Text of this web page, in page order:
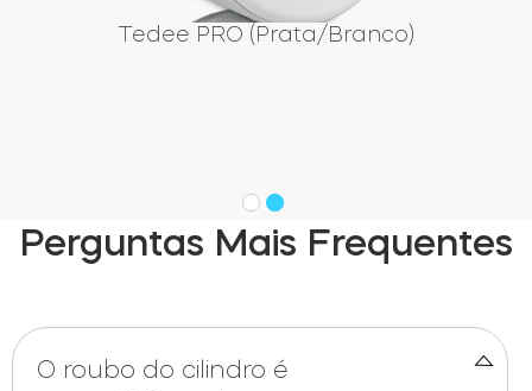
Tedee PRO (Prata/Branco)
Perguntas Mais Frequentes
O roubo do cilindro é